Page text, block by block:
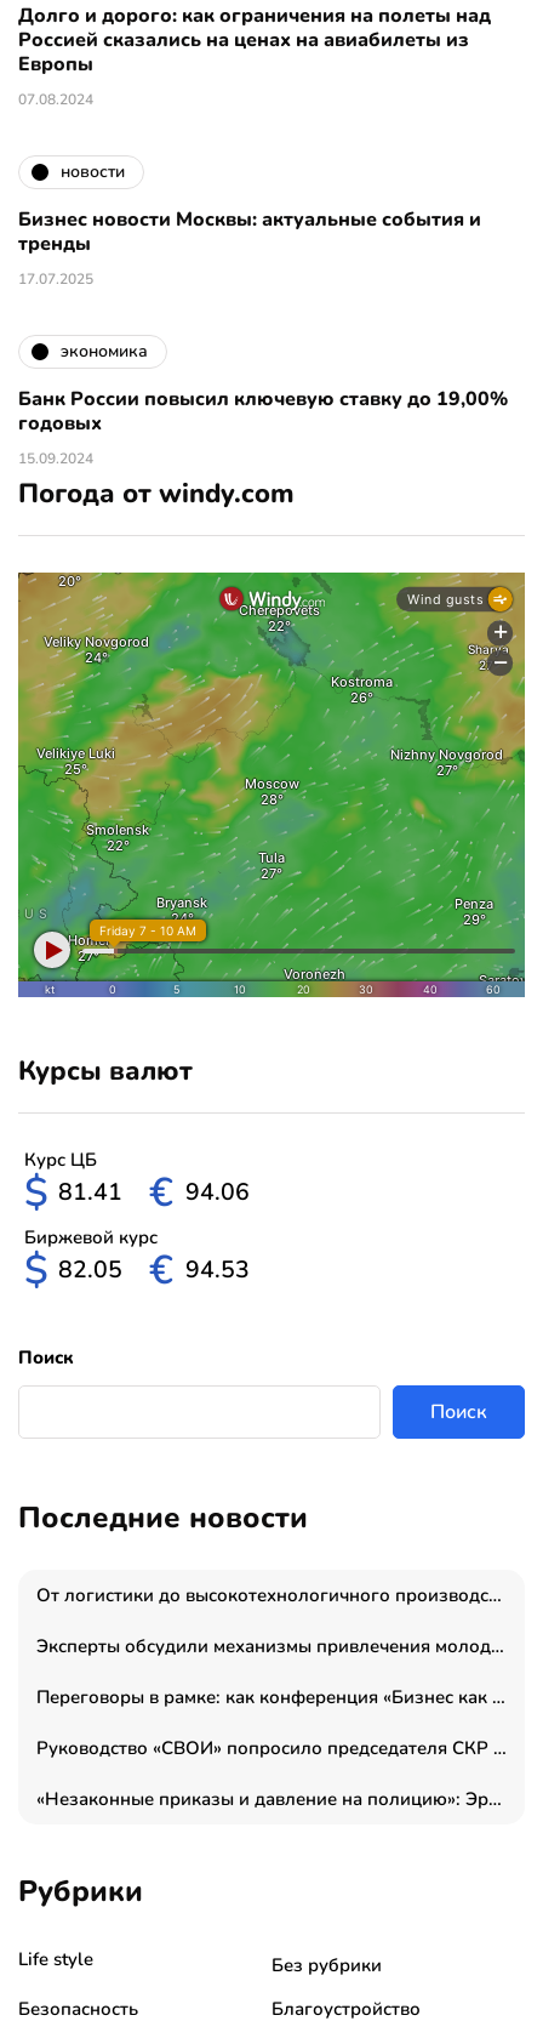
Долго и дорого: как ограничения на полеты над
Россией сказались на ценах на авиабилеты из
Европы
07.08.2024
новости
Бизнес новости Москвы: актуальные события и
тренды
17.07.2025
экономика
Банк России повысил ключевую ставку до 19,00%
годовых
15.09.2024
Погода от windy.com
Курсы валют
Курс ЦБ
$ 81.41 € 94.06
Биржевой курс
$ 82.05 € 94.53
Поиск
Поиск
Последние новости
От логистики до высокотехнологичного производства: как основатель “гагаринга” выстраивает экосистему безопасности и гражданских БПЛА
Эксперты обсудили механизмы привлечения молодых специалистов в промышленные города
Переговоры в рамке: как конференция «Бизнес как искусство» переформатирует деловой этикет в стенах ТПП РФ
Руководство «СВОИ» попросило председателя СКР дать правовую оценку обысков в тыловом штабе
«Незаконные приказы и давление на полицию»: Эрнеста Султанова задержали у посольства Израиля во время одиночного пикета
Рубрики
Life style
Без рубрики
Безопасность
Благоустройство